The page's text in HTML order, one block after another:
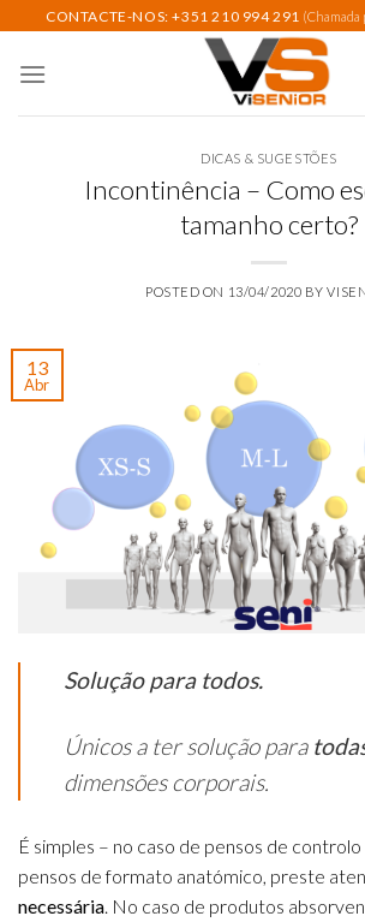
content
CONTACTE-NOS: +351 210 994 291 (Chamada
DICAS & SUGESTÕES
Incontinência – Como
tamanho certo?
POSTED ON 13/04/2020 BY
13
Abr
Solução para todos.
Únicos a ter solução para
dimensões corporais.
É simples – no caso de pensos de controlo
pensos de formato anatómico, preste
necessária . No caso de produtos